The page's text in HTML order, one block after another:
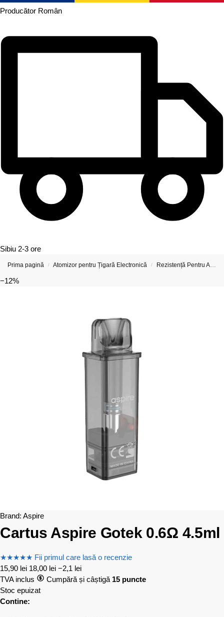
Producător Român
Sibiu 2-3 ore
Prima pagină / Atomizor pentru Țigară Electronică / Rezistență Pentru Atomizor De Țigară Electronică
−12%
Brand: Aspire
Cartus Aspire Gotek 0.6Ω 4.5ml
★★★★★ Fii primul care lasă o recenzie
15,90 lei 18,00 lei −2,1 lei
TVA inclus
Cumpără și câștigă 15 puncte
Stoc epuizat
Contine: